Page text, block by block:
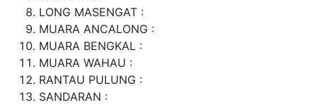
LONG MASENGAT :
MUARA ANCALONG :
MUARA BENGKAL :
MUARA WAHAU :
RANTAU PULUNG :
SANDARAN :